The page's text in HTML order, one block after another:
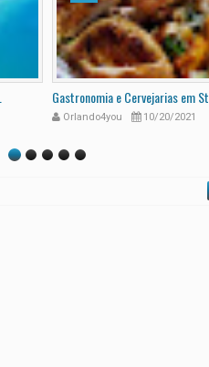
Gastronomia e Cervejarias em
Orlando4you 10/20/2021